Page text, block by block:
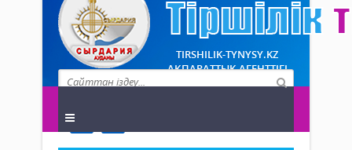
TIRSHILIK-TYNYSY.KZ
АҚПАРАТТЫҚ АГЕНТТІГІ